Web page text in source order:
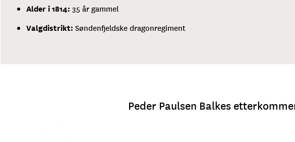
Alder i 1814: 35 år gammel
Valgdistrikt: Søndenfjeldske dragonregiment
Peder Paulsen Balkes